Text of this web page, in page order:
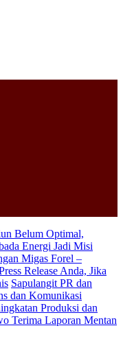
Belum Optimal,
Energi Jadi Misi
Migas Forel –
Release Anda, Jika
Sapulangit PR dan
dan Komunikasi
Produksi dan
Terima Laporan Mentan